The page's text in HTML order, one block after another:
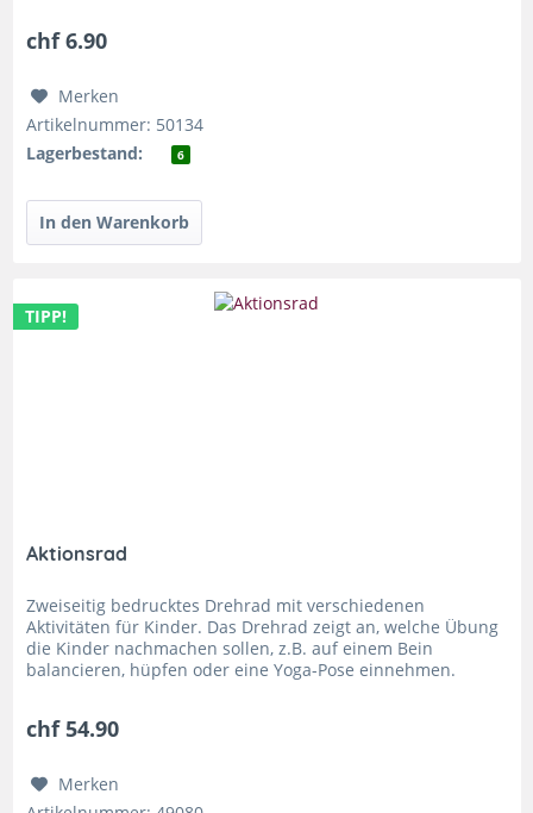
chf 6.90
Merken
Artikelnummer: 50134
Lagerbestand:
6
TIPP!
Aktionsrad
Zweiseitig bedrucktes Drehrad mit verschiedenen
Aktivitäten für Kinder. Das Drehrad zeigt an, welche Übung
die Kinder nachmachen sollen, z.B. auf einem Bein
balancieren, hüpfen oder eine Yoga-Pose einnehmen.
chf 54.90
Merken